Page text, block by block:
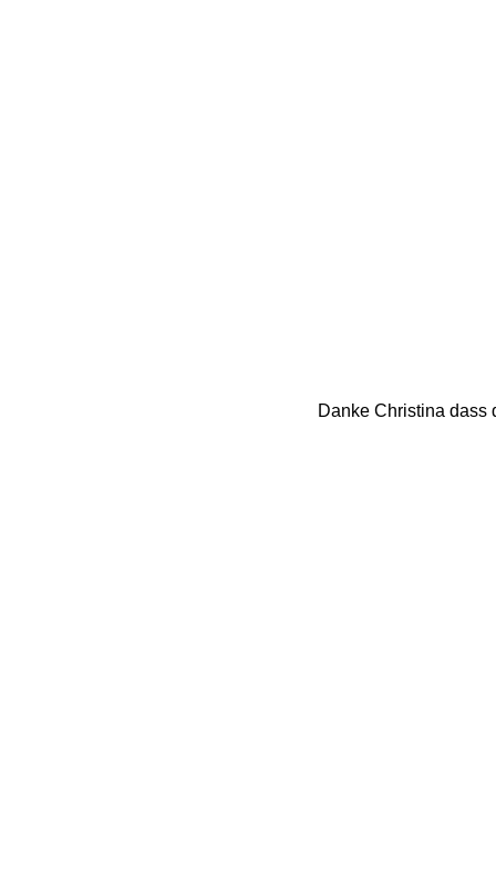
Danke Christina dass